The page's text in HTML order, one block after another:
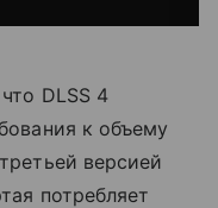
DLSS 4
к объему
версией
потребляет